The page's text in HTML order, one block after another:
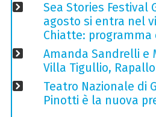
Sea Stories Festival
agosto si entra nel
Chiatte: programma
Amanda Sandrelli e
Villa Tigullio, Rapallo
Teatro Nazionale di
Pinotti è la nuova